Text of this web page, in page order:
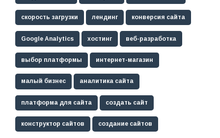
скорость загрузки лендинг конверсия сайта
Google Analytics хостинг веб-разработка
выбор платформы интернет-магазин
малый бизнес аналитика сайта
платформа для сайта создать сайт
конструктор сайтов создание сайтов